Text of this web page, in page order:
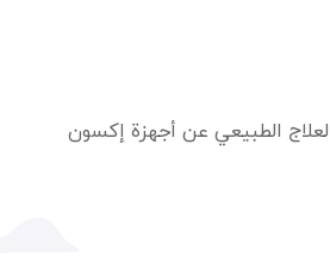
الطبيعي عن أجهزة إكسون